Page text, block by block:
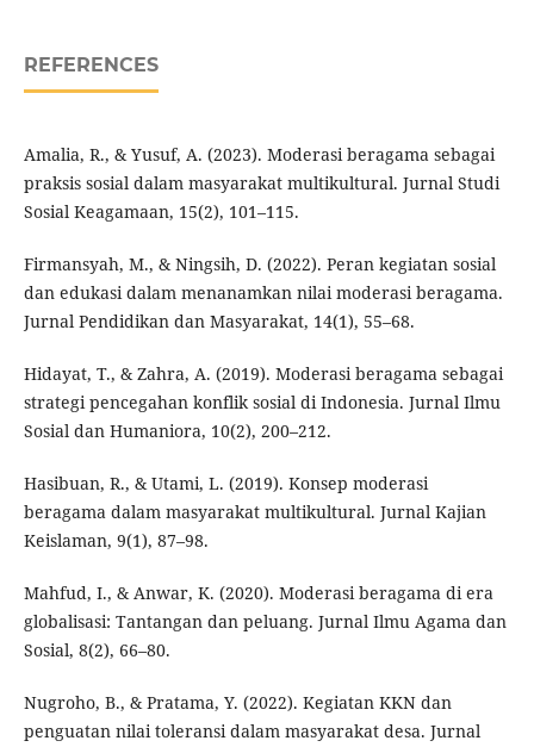
REFERENCES
Amalia, R., & Yusuf, A. (2023). Moderasi beragama sebagai
praksis sosial dalam masyarakat multikultural. Jurnal Studi
Sosial Keagamaan, 15(2), 101–115.
Firmansyah, M., & Ningsih, D. (2022). Peran kegiatan sosial
dan edukasi dalam menanamkan nilai moderasi beragama.
Jurnal Pendidikan dan Masyarakat, 14(1), 55–68.
Hidayat, T., & Zahra, A. (2019). Moderasi beragama sebagai
strategi pencegahan konflik sosial di Indonesia. Jurnal Ilmu
Sosial dan Humaniora, 10(2), 200–212.
Hasibuan, R., & Utami, L. (2019). Konsep moderasi
beragama dalam masyarakat multikultural. Jurnal Kajian
Keislaman, 9(1), 87–98.
Mahfud, I., & Anwar, K. (2020). Moderasi beragama di era
globalisasi: Tantangan dan peluang. Jurnal Ilmu Agama dan
Sosial, 8(2), 66–80.
Nugroho, B., & Pratama, Y. (2022). Kegiatan KKN dan
penguatan nilai toleransi dalam masyarakat desa. Jurnal